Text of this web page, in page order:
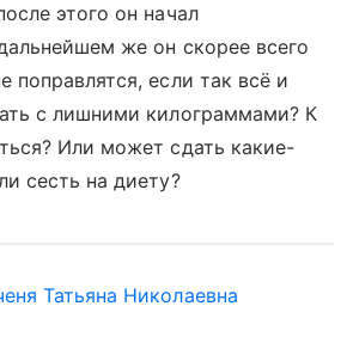
этого он начал
же он скорее всего
поправлятся, если так всё и
с лишними килограммами? К
Или может сдать какие-
сесть на диету?
Татьяна Николаевна